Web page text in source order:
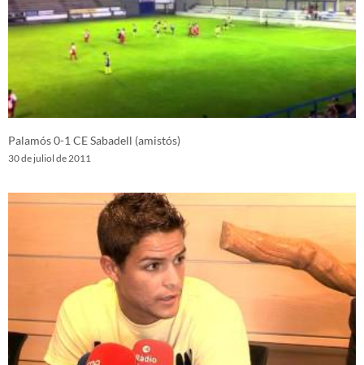
Palamós 0-1 CE Sabadell (amistós)
30 de juliol de 2011